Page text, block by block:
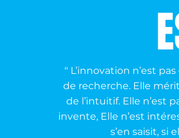
" L’innovation n’est
de recherche. Elle
de l’intuitif. Elle n’est
invente, Elle n’est
s’en saisit, si